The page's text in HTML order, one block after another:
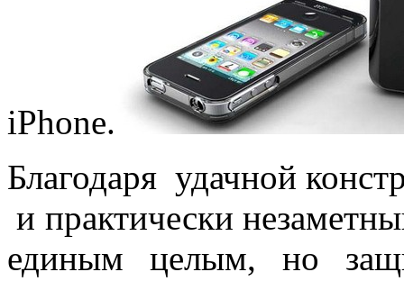
iPhone.
Благодаря удачной
и практически
единым целым, но